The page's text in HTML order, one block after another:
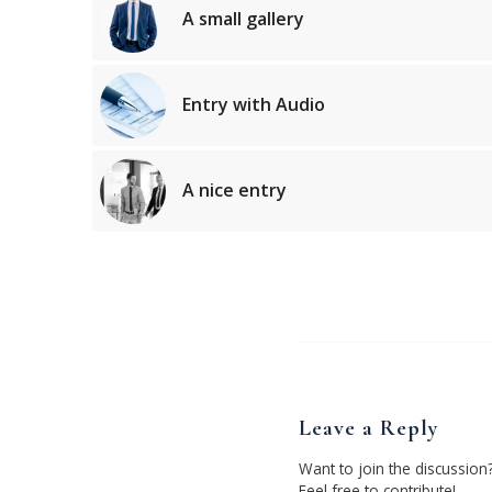
A small gallery
Entry with Audio
A nice entry
Leave a Reply
Want to join the